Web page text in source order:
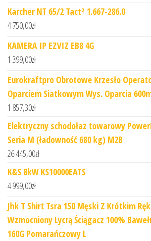
Karcher NT 65/2 Tact² 1.667-286.0
4 750,00zł
KAMERA IP EZVIZ EB8 4G
1 399,00zł
Eurokraftpro Obrotowe Krzesło
Oparciem Siatkowym Wys. Oparcia
1 857,30zł
Elektryczny schodołaz towarowy
Seria M (ładowność 680 kg) M2B
26 445,00zł
K&S 8kW KS10000EATS
4 999,00zł
Jhk T Shirt Tsra 150 Męski Z Krótkim
Wzmocniony Lycrą Ściągacz 100%
160G Pomarańczowy L